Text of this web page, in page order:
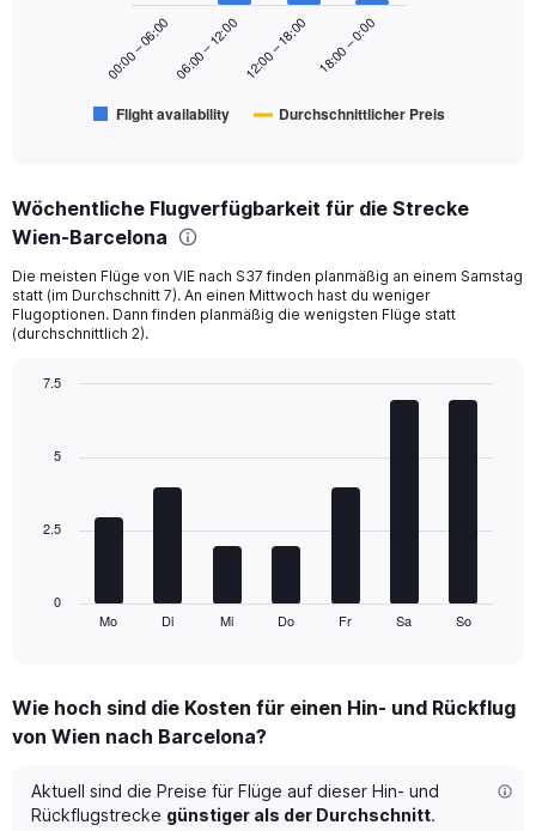
categories.
Range:
categories.
The
chart
Avg.
Number
Flight availability Durchschnittlicher Preis
00:00 – 06:00 06:00 – 12:00 12:00 – 18:00 18:00 – 0:00
Wöchentliche Flugverfügbarkeit für die Strecke
Wien-Barcelona
Die meisten Flüge von VIE nach S37 finden planmäßig an einem Samstag
statt (im Durchschnitt 7). An einen Mittwoch hast du weniger
Flugoptionen. Dann finden planmäßig die wenigsten Flüge statt
(durchschnittlich 2).
with
The
Range:
7
The
chart
Mo Di Mi Do Fr Sa So
0
2.5
5
7.5
Wie hoch sind die Kosten für einen Hin- und Rückflug
von Wien nach Barcelona?
Aktuell sind die Preise für Flüge auf dieser Hin- und
Rückflugstrecke günstiger als der Durchschnitt.